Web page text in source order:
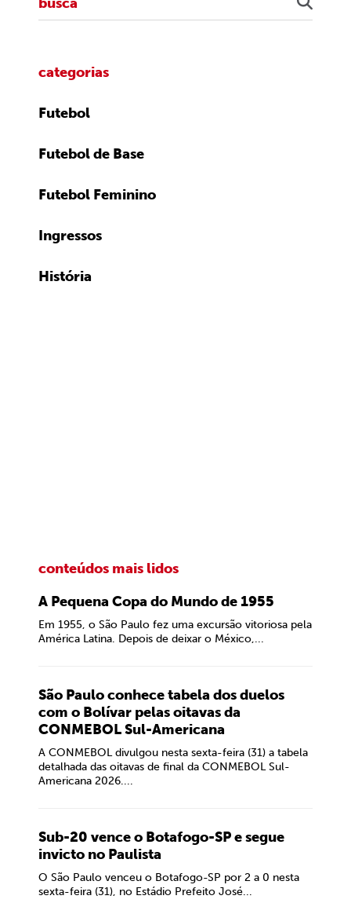
categorias
Futebol
Futebol de Base
Futebol Feminino
Ingressos
História
conteúdos mais lidos
A Pequena Copa do Mundo de 1955
Em 1955, o São Paulo fez uma excursão vitoriosa pela
América Latina. Depois de deixar o México,...
São Paulo conhece tabela dos duelos
com o Bolívar pelas oitavas da
CONMEBOL Sul-Americana
A CONMEBOL divulgou nesta sexta-feira (31) a tabela
detalhada das oitavas de final da CONMEBOL Sul-
Americana 2026....
Sub-20 vence o Botafogo-SP e segue
invicto no Paulista
O São Paulo venceu o Botafogo-SP por 2 a 0 nesta
sexta-feira (31), no Estádio Prefeito José...